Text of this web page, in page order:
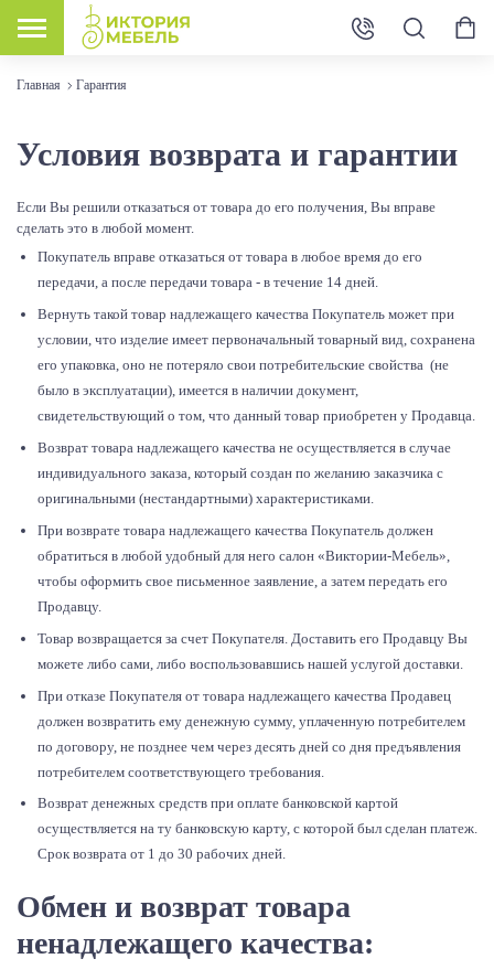
Главная Гарантия
Условия возврата и гарантии
Если Вы решили отказаться от товара до его получения, Вы вправе
сделать это в любой момент.
Покупатель вправе отказаться от товара в любое время до его
передачи, а после передачи товара - в течение 14 дней.
Вернуть такой товар надлежащего качества Покупатель может при
условии, что изделие имеет первоначальный товарный вид, сохранена
его упаковка, оно не потеряло свои потребительские свойства (не
было в эксплуатации), имеется в наличии документ,
свидетельствующий о том, что данный товар приобретен у Продавца.
Возврат товара надлежащего качества не осуществляется в случае
индивидуального заказа, который создан по желанию заказчика с
оригинальными (нестандартными) характеристиками.
При возврате товара надлежащего качества Покупатель должен
обратиться в любой удобный для него салон «Виктории-Мебель»,
чтобы оформить свое письменное заявление, а затем передать его
Продавцу.
Товар возвращается за счет Покупателя. Доставить его Продавцу Вы
можете либо сами, либо воспользовавшись нашей услугой доставки.
При отказе Покупателя от товара надлежащего качества Продавец
должен возвратить ему денежную сумму, уплаченную потребителем
по договору, не позднее чем через десять дней со дня предъявления
потребителем соответствующего требования.
Возврат денежных средств при оплате банковской картой
осуществляется на ту банковскую карту, с которой был сделан платеж.
Срок возврата от 1 до 30 рабочих дней.
Обмен и возврат товара
ненадлежащего качества: